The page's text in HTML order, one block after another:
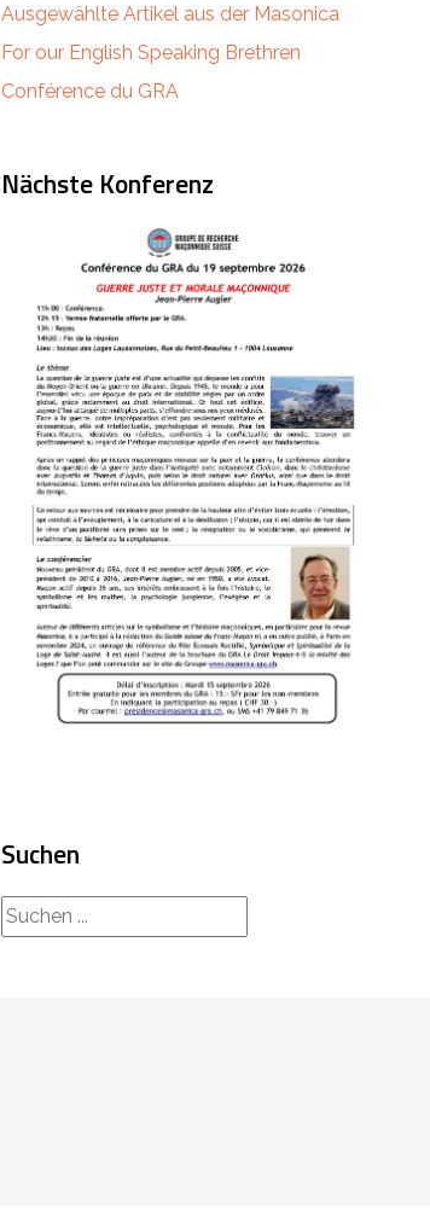
Ausgewählte Artikel aus der Masonica
For our English Speaking Brethren
Conférence du GRA
Nächste Konferenz
Suchen
rechercher...